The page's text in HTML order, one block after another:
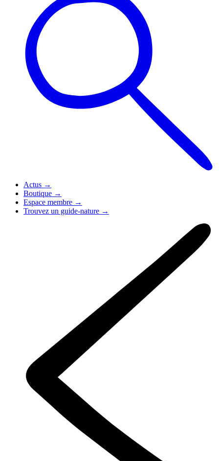
Actus →
Boutique →
Espace membre →
Trouvez un guide-nature →